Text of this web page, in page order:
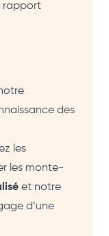
rapport
des
les
les monte-
et notre
d’une